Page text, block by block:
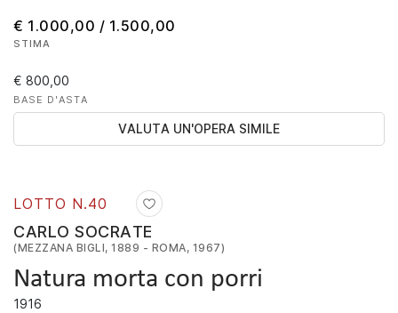
LOTTO N.40
CARLO SOCRATE
(MEZZANA BIGLI, 1889 - ROMA, 1967)
Natura morta con porri
1916
€ 1.000,00 / 1.500,00
STIMA
€ 800,00
BASE D'ASTA
VALUTA UN'OPERA SIMILE